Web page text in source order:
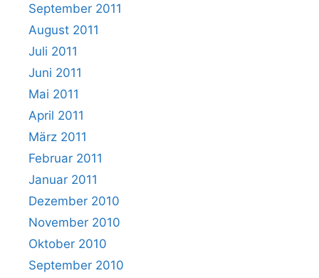
September 2011
August 2011
Juli 2011
Juni 2011
Mai 2011
April 2011
März 2011
Februar 2011
Januar 2011
Dezember 2010
November 2010
Oktober 2010
September 2010